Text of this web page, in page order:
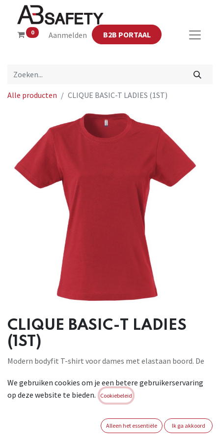
0 Aanmelden B2B PORTAAL
Alle producten CLIQUE BASIC-T LADIES (1ST)
CLIQUE BASIC-T LADIES
(1ST)
Modern bodyfit T-shirt voor dames met elastaan boord. De
en duurzaamheid. Het is breed inzetbaar als basis T-shirt in
tal van doelgroepen. 100% katoen (kleur 95: 85% katoen,
We gebruiken cookies om je een betere gebruikerservaring
op deze website te bieden.
Cookiebeleid
Alleen het essentiële Ik ga akkoord